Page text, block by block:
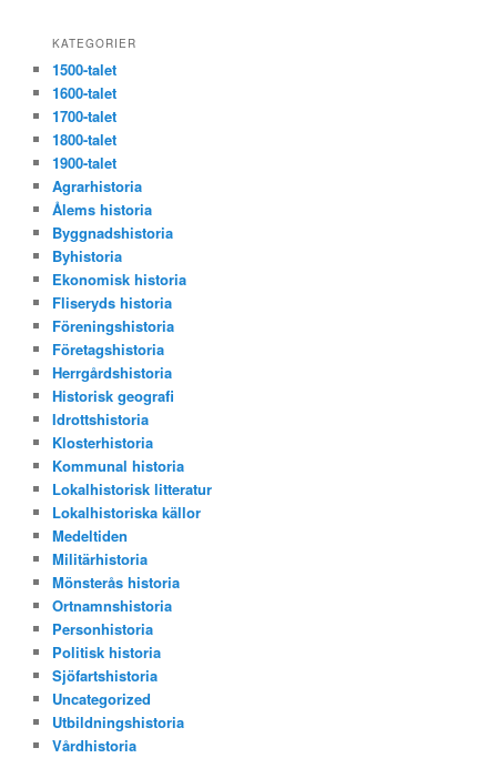
KATEGORIER
1500-talet
1600-talet
1700-talet
1800-talet
1900-talet
Agrarhistoria
Ålems historia
Byggnadshistoria
Byhistoria
Ekonomisk historia
Fliseryds historia
Föreningshistoria
Företagshistoria
Herrgårdshistoria
Historisk geografi
Idrottshistoria
Klosterhistoria
Kommunal historia
Lokalhistorisk litteratur
Lokalhistoriska källor
Medeltiden
Militärhistoria
Mönsterås historia
Ortnamnshistoria
Personhistoria
Politisk historia
Sjöfartshistoria
Uncategorized
Utbildningshistoria
Vårdhistoria